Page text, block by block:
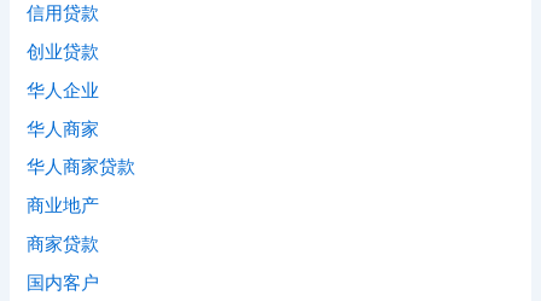
信用贷款
创业贷款
华人企业
华人商家
华人商家贷款
商业地产
商家贷款
国内客户